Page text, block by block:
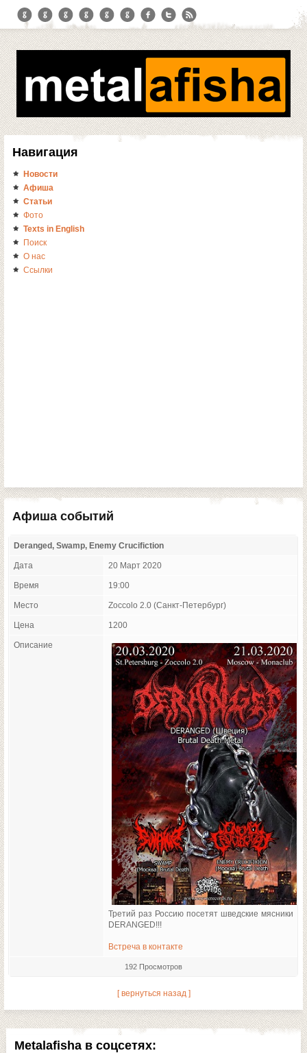
Metalafisha в соцсетях:
Навигация
Новости
Афиша
Статьи
Фото
Texts in English
Поиск
О нас
Ссылки
Афиша событий
Deranged, Swamp, Enemy Crucifiction
Дата 20 Март 2020
Время 19:00
Место Zoccolo 2.0 (Санкт-Петербург)
Цена 1200
Описание
Третий раз Россию посетят шведские мясники
DERANGED!!!
Встреча в контакте
192 Просмотров
[ вернуться назад ]